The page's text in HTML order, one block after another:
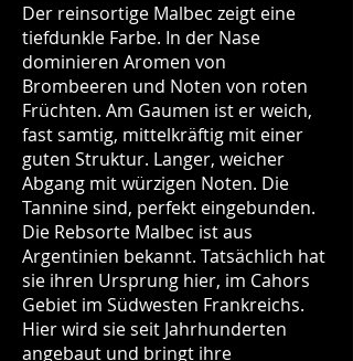
Der reinsortige Malbec zeigt eine
tiefdunkle Farbe. In der Nase
dominieren Aromen von
Brombeeren und Noten von roten
Früchten. Am Gaumen ist er weich,
fast samtig, mittelkräftig mit einer
guten Struktur. Langer, weicher
Abgang mit würzigen Noten. Die
Tannine sind, perfekt eingebunden.
Die Rebsorte Malbec ist aus
Argentinien bekannt. Tatsächlich hat
sie ihren Ursprung hier, im Cahors
Gebiet im Südwesten Frankreichs.
Hier wird sie seit Jahrhunderten
angebaut und bringt ihre